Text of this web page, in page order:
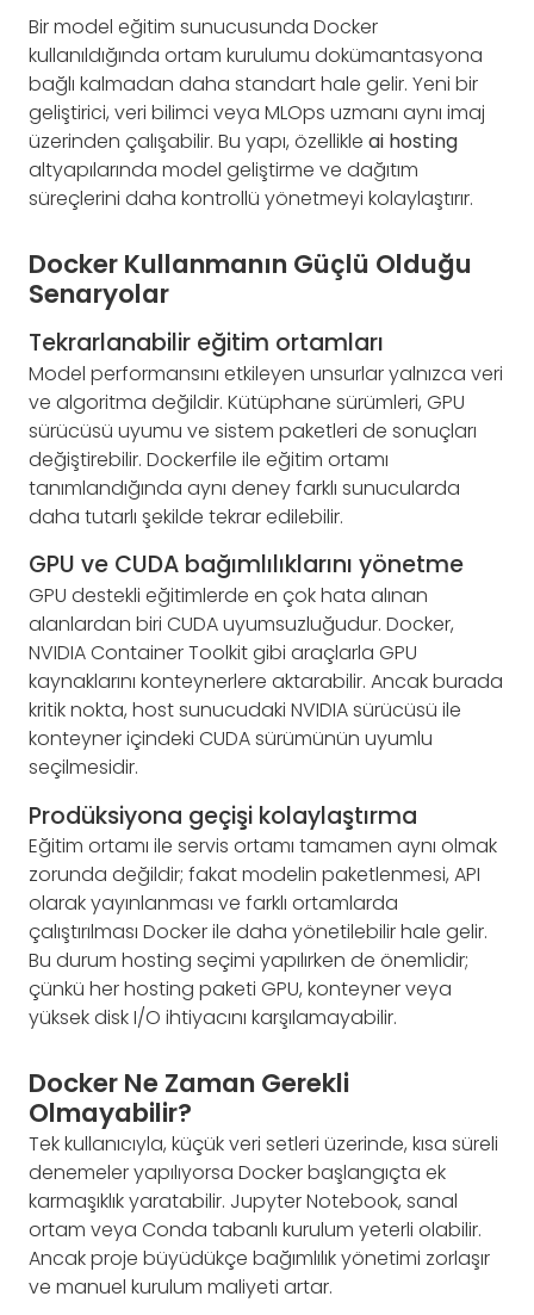
Bir model eğitim sunucusunda Docker
kullanıldığında ortam kurulumu dokümantasyona
bağlı kalmadan daha standart hale gelir. Yeni bir
geliştirici, veri bilimci veya MLOps uzmanı aynı imaj
üzerinden çalışabilir. Bu yapı, özellikle ai hosting
altyapılarında model geliştirme ve dağıtım
süreçlerini daha kontrollü yönetmeyi kolaylaştırır.
Docker Kullanmanın Güçlü Olduğu
Senaryolar
Tekrarlanabilir eğitim ortamları
Model performansını etkileyen unsurlar yalnızca veri
ve algoritma değildir. Kütüphane sürümleri, GPU
sürücüsü uyumu ve sistem paketleri de sonuçları
değiştirebilir. Dockerfile ile eğitim ortamı
tanımlandığında aynı deney farklı sunucularda
daha tutarlı şekilde tekrar edilebilir.
GPU ve CUDA bağımlılıklarını yönetme
GPU destekli eğitimlerde en çok hata alınan
alanlardan biri CUDA uyumsuzluğudur. Docker,
NVIDIA Container Toolkit gibi araçlarla GPU
kaynaklarını konteynerlere aktarabilir. Ancak burada
kritik nokta, host sunucudaki NVIDIA sürücüsü ile
konteyner içindeki CUDA sürümünün uyumlu
seçilmesidir.
Prodüksiyona geçişi kolaylaştırma
Eğitim ortamı ile servis ortamı tamamen aynı olmak
zorunda değildir; fakat modelin paketlenmesi, API
olarak yayınlanması ve farklı ortamlarda
çalıştırılması Docker ile daha yönetilebilir hale gelir.
Bu durum hosting seçimi yapılırken de önemlidir;
çünkü her hosting paketi GPU, konteyner veya
yüksek disk I/O ihtiyacını karşılamayabilir.
Docker Ne Zaman Gerekli
Olmayabilir?
Tek kullanıcıyla, küçük veri setleri üzerinde, kısa süreli
denemeler yapılıyorsa Docker başlangıçta ek
karmaşıklık yaratabilir. Jupyter Notebook, sanal
ortam veya Conda tabanlı kurulum yeterli olabilir.
Ancak proje büyüdükçe bağımlılık yönetimi zorlaşır
ve manuel kurulum maliyeti artar.